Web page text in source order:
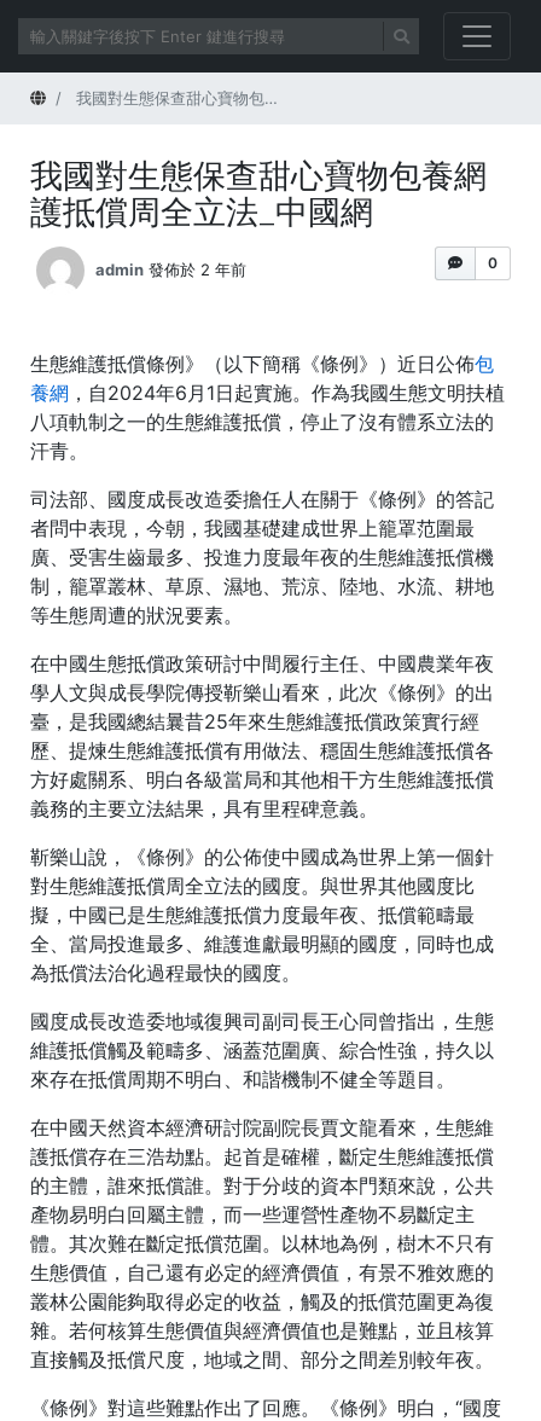
首頁 我國對生態保查甜心寶物包養網護抵償周全立法_中國網
我國對生態保查甜心寶物包養網
護抵償周全立法_中國網
0
admin 發佈於 2 年前
生態維護抵償條例》（以下簡稱《條例》）近日公佈包
養網 ，自2024年6月1日起實施。作為我國生態文明扶植
八項軌制之一的生態維護抵償，停止了沒有體系立法的
汗青。
司法部、國度成長改造委擔任人在關于《條例》的答記
者問中表現，今朝，我國基礎建成世界上籠罩范圍最
廣、受害生齒最多、投進力度最年夜的生態維護抵償機
制，籠罩叢林、草原、濕地、荒涼、陸地、水流、耕地
等生態周遭的狀況要素。
在中國生態抵償政策研討中間履行主任、中國農業年夜
學人文與成長學院傳授靳樂山看來，此次《條例》的出
臺，是我國總結曩昔25年來生態維護抵償政策實行經
歷、提煉生態維護抵償有用做法、穩固生態維護抵償各
方好處關系、明白各級當局和其他相干方生態維護抵償
義務的主要立法結果，具有里程碑意義。
靳樂山說，《條例》的公佈使中國成為世界上第一個針
對生態維護抵償周全立法的國度。與世界其他國度比
擬，中國已是生態維護抵償力度最年夜、抵償範疇最
全、當局投進最多、維護進獻最明顯的國度，同時也成
為抵償法治化過程最快的國度。
國度成長改造委地域復興司副司長王心同曾指出，生態
維護抵償觸及範疇多、涵蓋范圍廣、綜合性強，持久以
來存在抵償周期不明白、和諧機制不健全等題目。
在中國天然資本經濟研討院副院長賈文龍看來，生態維
護抵償存在三浩劫點。起首是確權，斷定生態維護抵償
的主體，誰來抵償誰。對于分歧的資本門類來說，公共
產物易明白回屬主體，而一些運營性產物不易斷定主
體。其次難在斷定抵償范圍。以林地為例，樹木不只有
生態價值，自己還有必定的經濟價值，有景不雅效應的
叢林公園能夠取得必定的收益，觸及的抵償范圍更為復
雜。若何核算生態價值與經濟價值也是難點，並且核算
直接觸及抵償尺度，地域之間、部分之間差別較年夜。
《條例》對這些難點作出了回應。《條例》明白，“國度